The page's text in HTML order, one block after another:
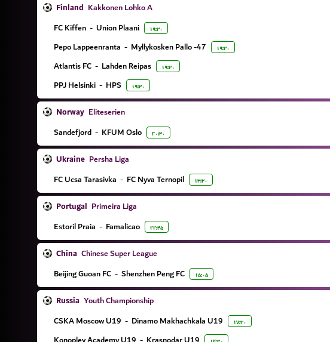
Finland Kakkonen Lohko A
FC Kiffen - Union Plaani ۱۹:۳۰
Pepo Lappeenranta - Myllykosken Pallo -47 ۱۹:۳۰
Atlantis FC - Lahden Reipas ۱۹:۳۰
PPJ Helsinki - HPS ۱۹:۳۰
Norway Eliteserien
Sandefjord - KFUM Oslo ۲۰:۳۰
Ukraine Persha Liga
FC Ucsa Tarasivka - FC Nyva Ternopil ۱۳:۳۰
Portugal Primeira Liga
Estoril Praia - Famalicao ۲۲:۴۵
China Chinese Super League
Beijing Guoan FC - Shenzhen Peng FC ۱۵:۰۵
Russia Youth Championship
CSKA Moscow U19 - Dinamo Makhachkala U19 ۱۷:۳۰